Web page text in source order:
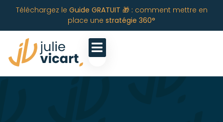
Téléchargez le Guide GRATUIT 🎁 : comment mettre en
place une stratégie 360°